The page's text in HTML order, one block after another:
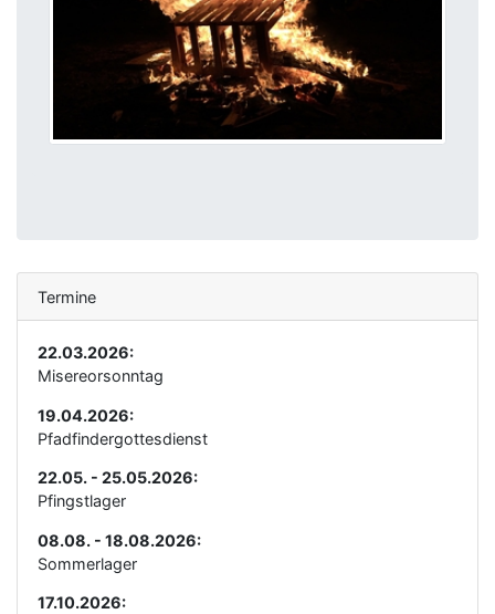
Termine
22.03.2026:
Misereorsonntag
19.04.2026:
Pfadfindergottesdienst
22.05. - 25.05.2026:
Pfingstlager
08.08. - 18.08.2026:
Sommerlager
17.10.2026: